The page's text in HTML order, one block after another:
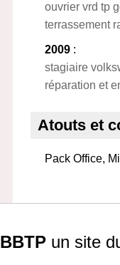
ouvrier vrd tp
terrassement
2009 :
stagiaire
réparation et
Atouts et
Pack Office,
un site